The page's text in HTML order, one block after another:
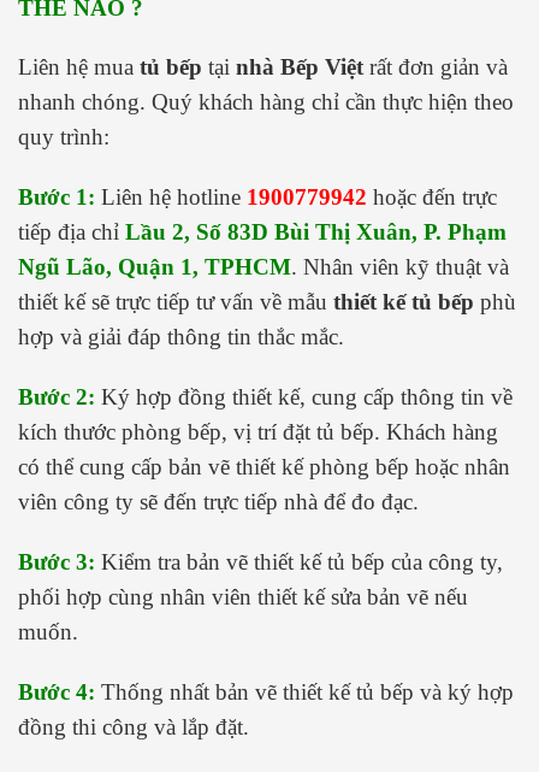
THẾ NÀO ?
Liên hệ mua tủ bếp tại nhà Bếp Việtrất đơn giản và
nhanh chóng. Quý khách hàng chỉ cần thực hiện theo
quy trình:
Bước 1: Liên hệ hotline 1900779942 hoặc đến trực
tiếp địa chỉ Lầu 2, Số 83D Bùi Thị Xuân, P. Phạm
Ngũ Lão, Quận 1, TPHCM. Nhân viên kỹ thuật và
thiết kế sẽ trực tiếp tư vấn về mẫu thiết kế tủ bếp phù
hợp và giải đáp thông tin thắc mắc.
Bước 2: Ký hợp đồng thiết kế, cung cấp thông tin về
kích thước phòng bếp, vị trí đặt tủ bếp. Khách hàng
có thể cung cấp bản vẽ thiết kế phòng bếp hoặc nhân
viên công ty sẽ đến trực tiếp nhà để đo đạc.
Bước 3: Kiểm tra bản vẽ thiết kế tủ bếp của công ty,
phối hợp cùng nhân viên thiết kế sửa bản vẽ nếu
muốn.
Bước 4: Thống nhất bản vẽ thiết kế tủ bếp và ký hợp
đồng thi công và lắp đặt.